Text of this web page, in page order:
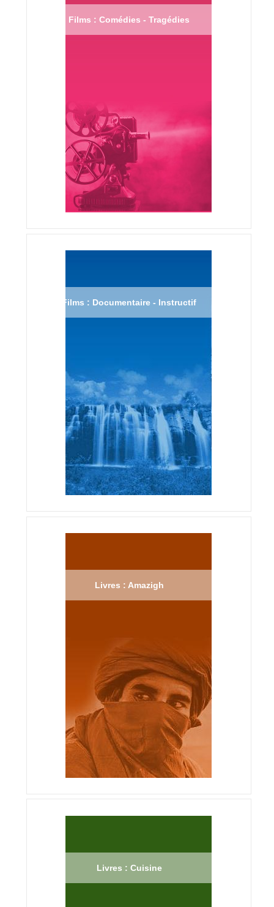
Films : Comédies - Tragédies
Films : Documentaire - Instructif
Livres : Amazigh
Livres : Cuisine